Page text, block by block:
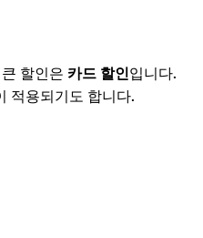
할인은 카드 할인입니다.
적용되기도 합니다.